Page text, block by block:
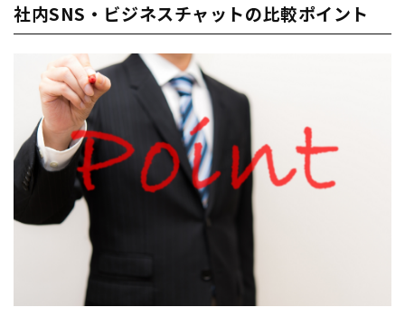
社内SNS・ビジネスチャットの比較ポイント